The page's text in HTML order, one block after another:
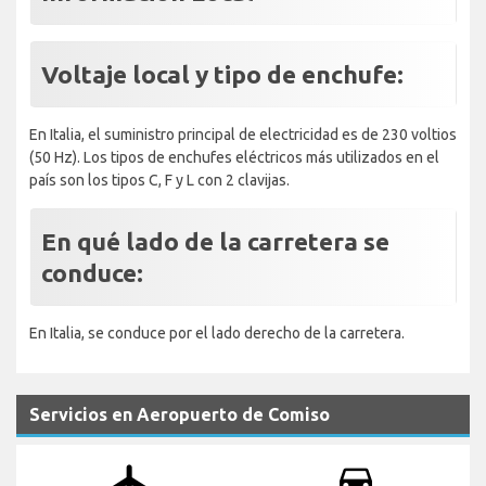
Voltaje local y tipo de enchufe:
En Italia, el suministro principal de electricidad es de 230 voltios
(50 Hz). Los tipos de enchufes eléctricos más utilizados en el
país son los tipos C, F y L con 2 clavijas.
En qué lado de la carretera se
conduce:
En Italia, se conduce por el lado derecho de la carretera.
Servicios en Aeropuerto de Comiso